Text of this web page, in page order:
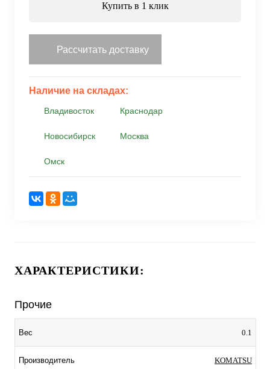
Купить в 1 клик
Рассчитать доставку
Наличие на складах:
Владивосток Краснодар
Новосибирск Москва
Омск
ХАРАКТЕРИСТИКИ:
Прочие
Вес 0.1
Производитель KOMATSU